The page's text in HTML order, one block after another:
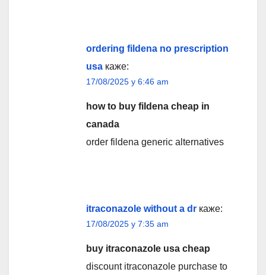
ordering fildena no prescription
usa каже:
17/08/2025 у 6:46 am
how to buy fildena cheap in
canada
order fildena generic alternatives
itraconazole without a dr каже:
17/08/2025 у 7:35 am
buy itraconazole usa cheap
discount itraconazole purchase to